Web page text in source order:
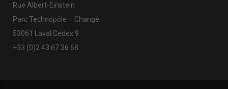
Rue Albert-Einstein
Parc Technopôle – Changé
53061 Laval Cedex 9
+33 (0)2 43 67 36 68